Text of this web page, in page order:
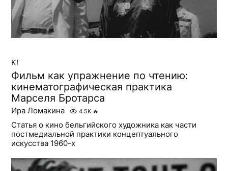
К!
Фильм как упражнение по чтению:
кинематографическая практика
Марселя Бротарса
Ира Ломакина 4.5K 🔥
Статья о кино бельгийского художника как части
постмедиальной практики концептуального
искусства 1960-х